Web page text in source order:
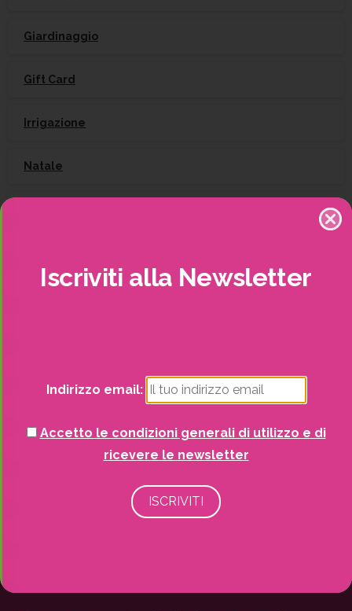
Giardinaggio
Gift Card
Irrigazione
Natale
Strutture da esterno
Vasi
Iscriviti alla Newsletter
Indirizzo email:
Accetto le condizioni generali di utilizzo e di
ricevere le newsletter